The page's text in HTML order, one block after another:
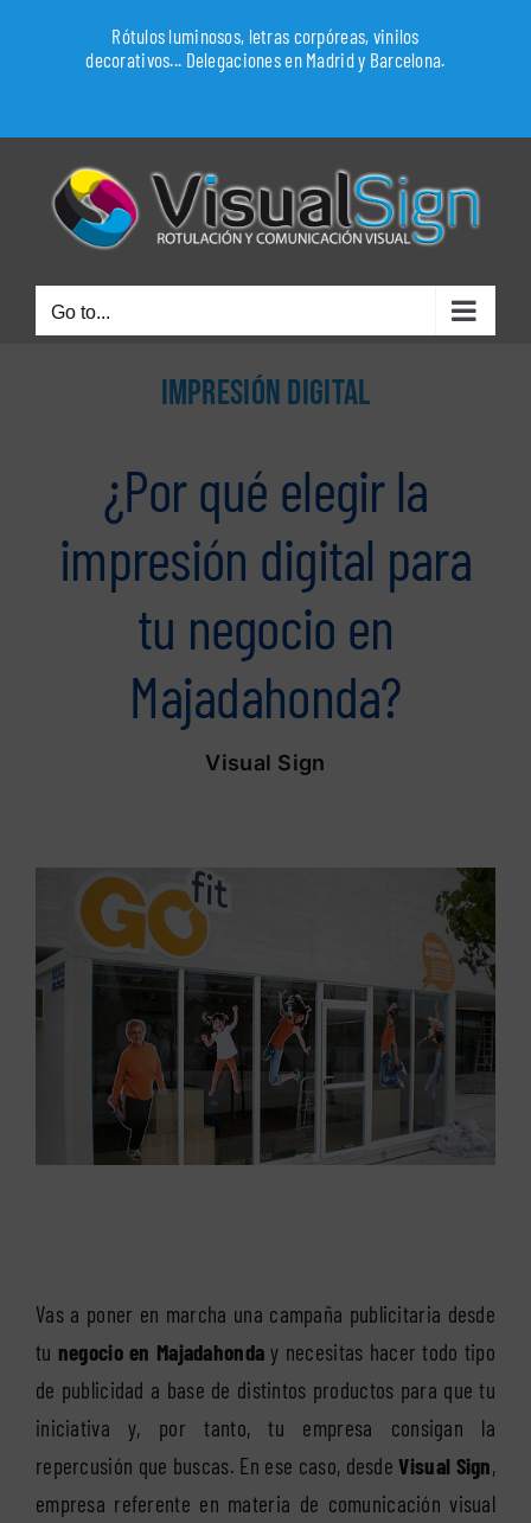
Rótulos luminosos, letras corpóreas, vinilos
decorativos... Delegaciones en Madrid y Barcelona.
Go to...
IMPRESIÓN DIGITAL
¿Por qué elegir la
impresión digital para
tu negocio en
Majadahonda?
Visual Sign
Vas a poner en marcha una campaña publicitaria desde
tu negocio en Majadahonda y necesitas hacer todo tipo
de publicidad a base de distintos productos para que tu
iniciativa y, por tanto, tu empresa consigan la
repercusión que buscas. En ese caso, desdeVisual Sign,
empresa referente en materia de comunicación visual